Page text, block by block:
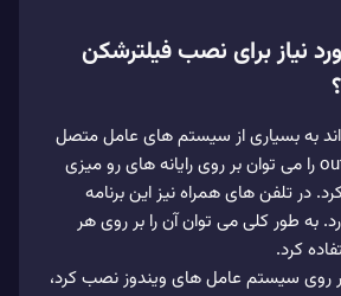
نیاز برای نصب فیلترشکن
به بسیاری از سیستم های عامل متصل
شود. فیلترشکن outline را می توان بر روی رایانه های رو میزی
در تلفن های همراه نیز این برنامه
به طور کلی می توان آن را بر روی هر
کرد.
روی سیستم عامل های ویندوز نصب کرد،